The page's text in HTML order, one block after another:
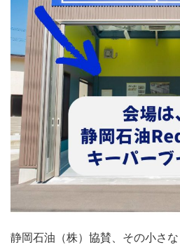
静岡石油（株）協賛、その小さ